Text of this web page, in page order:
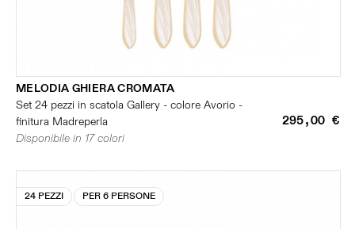
MELODIA GHIERA CROMATA
Set 24 pezzi in scatola Gallery - colore Avorio -
finitura Madreperla
295,00 €
Disponibile in 17 colori
24 PEZZI PER 6 PERSONE